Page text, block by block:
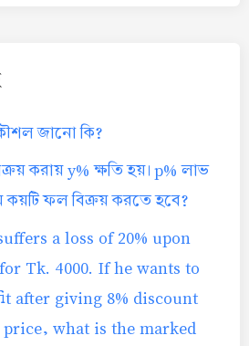
জানো কি?
করায় y% ক্ষতি হয়। p% লাভ
কয়টি ফল বিক্রয় করতে হবে?
a loss of 20% upon
Tk. 4000. If he wants to
after giving 8% discount
what is the marked